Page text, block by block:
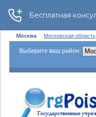
Москва Московская область
Выберите ваш район: